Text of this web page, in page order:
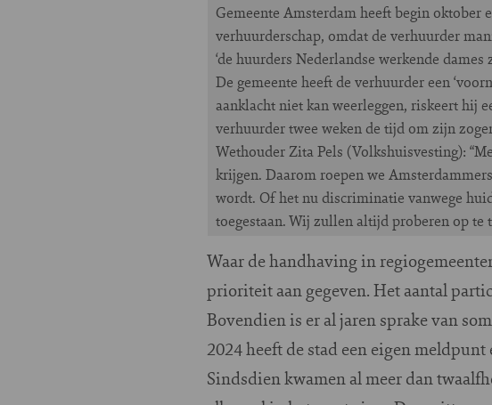
Gemeente Amsterdam heeft begin oktober
verhuurderschap, omdat de verhuurder
‘de huurders Nederlandse werkende dames
De gemeente heeft de verhuurder een
aanklacht niet kan weerleggen, riskeert hij
verhuurder twee weken de tijd om zijn
Wethouder Zita Pels (Volkshuisvesting):
krijgen. Daarom roepen we
wordt. Of het nu discriminatie vanwege
toegestaan. Wij zullen altijd proberen op te
Waar de handhaving in
prioriteit aan gegeven. Het aantal
Bovendien is er al jaren sprake van
2024 heeft de stad een eigen
Sindsdien kwamen al meer dan